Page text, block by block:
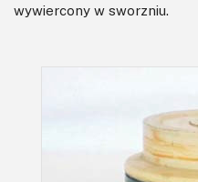
wywiercony w sworzniu.